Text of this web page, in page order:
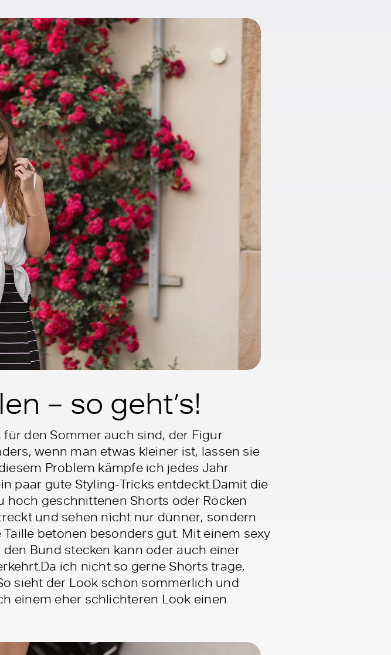
– so geht’s!
den Sommer auch sind, der Figur
wenn man etwas kleiner ist, lassen sie
Problem kämpfe ich jedes Jahr
paar gute Styling-Tricks entdeckt.Damit die
hoch geschnittenen Shorts oder Röcken
und sehen nicht nur dünner, sondern
betonen besonders gut. Mit einem sexy
Bund stecken kann oder auch einer
ich nicht so gerne Shorts trage,
sieht der Look schön sommerlich und
einem eher schlichteren Look einen